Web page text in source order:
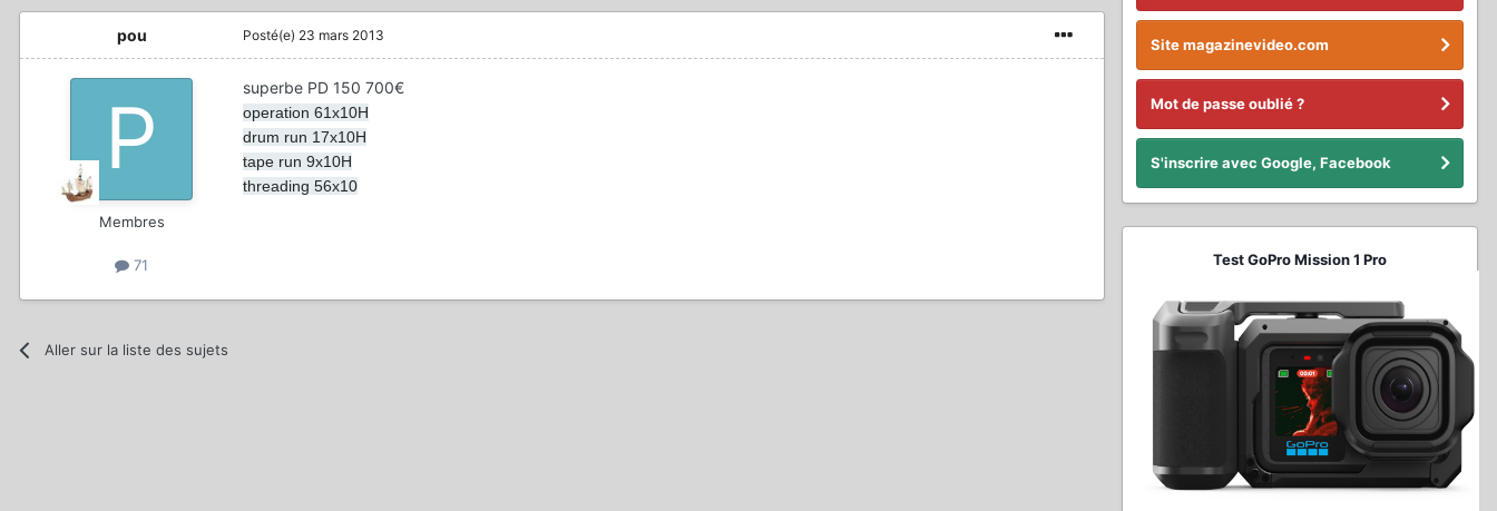
pou
Membres
71
Posté(e) 23 mars 2013
superbe PD 150 700€
operation 61x10H
drum run 17x10H
tape run 9x10H
threading 56x10
Aller sur la liste des sujets
Site magazinevideo.com
Mot de passe oublié ?
S'inscrire avec Google, Facebook
Test GoPro Mission 1 Pro